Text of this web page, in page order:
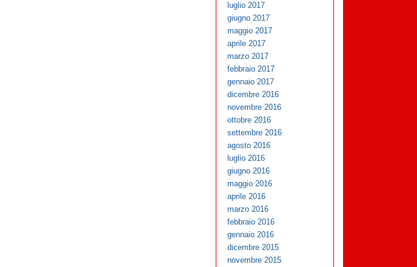
luglio 2017
giugno 2017
maggio 2017
aprile 2017
marzo 2017
febbraio 2017
gennaio 2017
dicembre 2016
novembre 2016
ottobre 2016
settembre 2016
agosto 2016
luglio 2016
giugno 2016
maggio 2016
aprile 2016
marzo 2016
febbraio 2016
gennaio 2016
dicembre 2015
novembre 2015